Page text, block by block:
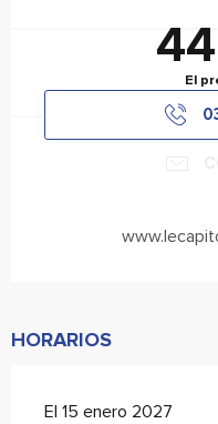
El
HORARIOS
El 15 enero 2027